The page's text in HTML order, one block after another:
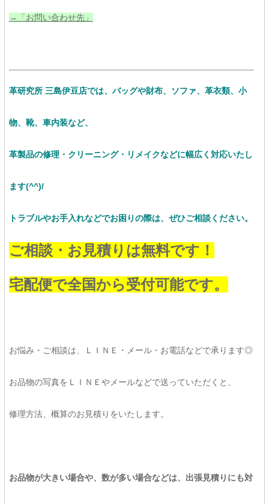
→「お問い合わせ先」
革研究所 三島伊豆店では、バッグや財布、ソファ、革衣類、小
物、靴、車内装など、
革製品の修理・クリーニング・リメイクなどに幅広く対応いたし
ます(^^)/
トラブルやお手入れなどでお困りの際は、ぜひご相談ください。
ご相談・お見積りは無料です！
宅配便で全国から受付可能です。
お悩み・ご相談は、ＬＩＮＥ・メール・お電話などで承ります◎
お品物の写真をＬＩＮＥやメールなどで送っていただくと、
修理方法、概算のお見積りをいたします。
お品物が大きい場合や、数が多い場合などは、出張見積りにも対